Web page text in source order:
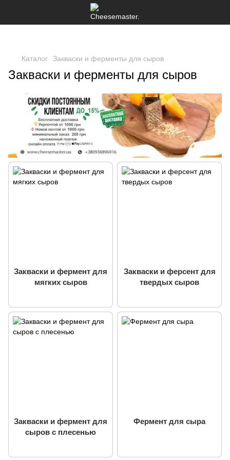
Каталог Закваски и ферменты для сыров
Закваски и ферменты для сыров
Закваски и фермент для
мягких сыров
Закваски и ферсент для
твердых сыров
Закваски и фермент для
сыров с плесенью
Фермент для сыра